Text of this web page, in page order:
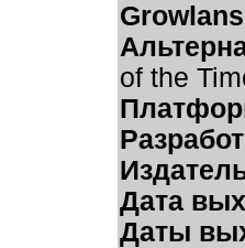
of the
Дата
Даты